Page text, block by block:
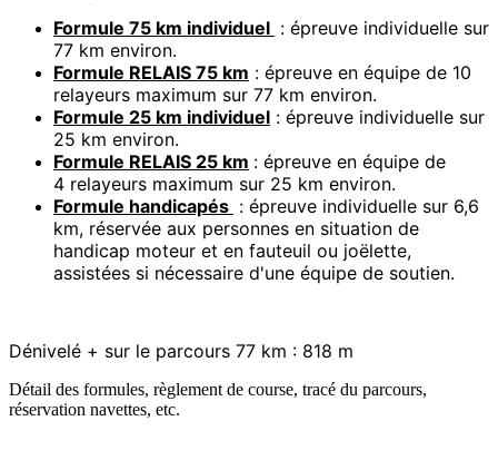
Formule 75 km individuel : épreuve individuelle sur
77 km environ.
Formule RELAIS 75 km : épreuve en équipe de 10
relayeurs maximum sur 77 km environ.
Formule 25 km individuel : épreuve individuelle sur
25 km environ.
Formule RELAIS 25 km : épreuve en équipe de
4 relayeurs maximum sur 25 km environ.
Formule handicapés : épreuve individuelle sur 6,6
km, réservée aux personnes en situation de
handicap moteur et en fauteuil ou joëlette,
assistées si nécessaire d'une équipe de soutien.
Dénivelé + sur le parcours 77 km : 818 m
Détail des formules, règlement de course, tracé du parcours,
réservation navettes, etc.